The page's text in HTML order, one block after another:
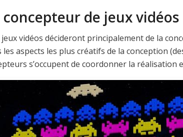
de jeux vidéos
vidéos décideront principalement de la
les aspects les plus créatifs de la conception
s’occupent de coordonner la